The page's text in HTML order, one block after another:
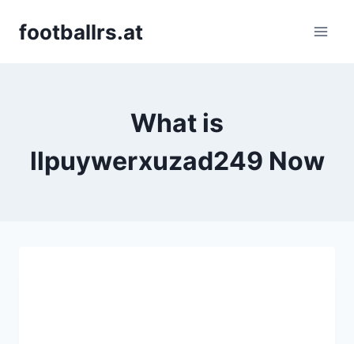
footballrs.at
What is
llpuywerxuzad249 Now